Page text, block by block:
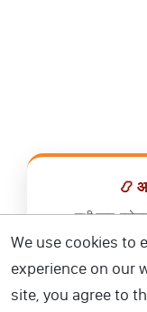
📿
सभी व्रत,
📅
We use cookies to
experience on our
site, you agree to